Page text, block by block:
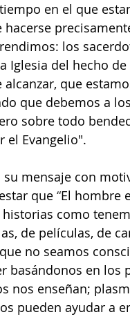
en el que
los
Iglesia del hecho
que
que debemos a
sobre todo
el Evangelio".
su mensaje con
que “El hombre
como
de películas, de
no seamos
basándonos en los
nos enseñan;
pueden ayudar a